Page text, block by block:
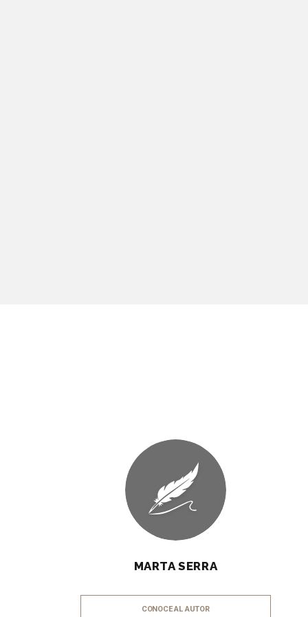
MARTA SERRA
CONOCE AL AUTOR